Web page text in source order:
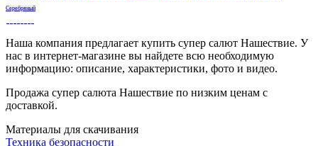
Серебряный
Наша компания предлагает купить супер салют Нашествие. У
нас в интернет-магазине вы найдете всю необходимую
информацию: описание, характеристики, фото и видео.
Продажа супер салюта Нашествие по низким ценам с
доставкой.
Материалы для скачивания
Техника безопасности